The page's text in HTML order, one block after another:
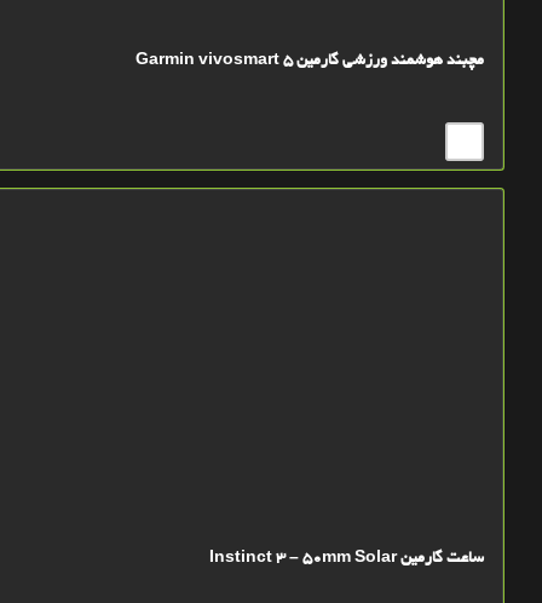
مچبند هوشمند ورزشی گارمین Garmin vivosmart 5
ساعت گارمین Instinct 3 – 50mm Solar